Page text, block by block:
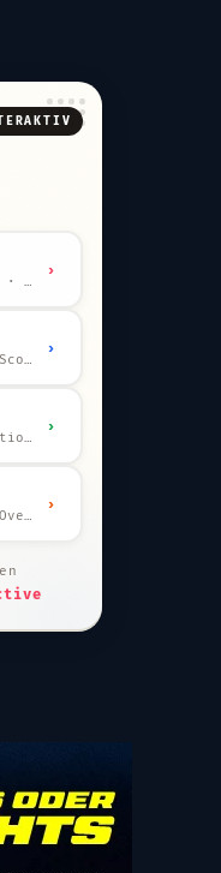
32 Teams · leere Karte · km-Wertung
›
32 Teams · 7 Runden · Scout-Kommentar
›
7 Fragen · welche Position bist du?
›
JJ-Chart · Steal oder Overpay?
›